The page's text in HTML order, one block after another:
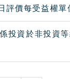
價每受益權單
投資於非投資等